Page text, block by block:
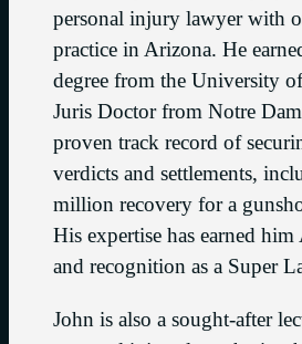
personal injury lawyer with
practice in Arizona. He
degree from the University
Juris Doctor from Notre
proven track record of
verdicts and settlements,
million recovery for a
His expertise has earned
and recognition as a Super
John is also a sought-after